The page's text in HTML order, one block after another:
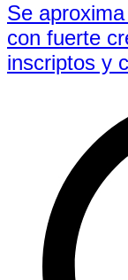
Se
con fuerte
inscriptos y